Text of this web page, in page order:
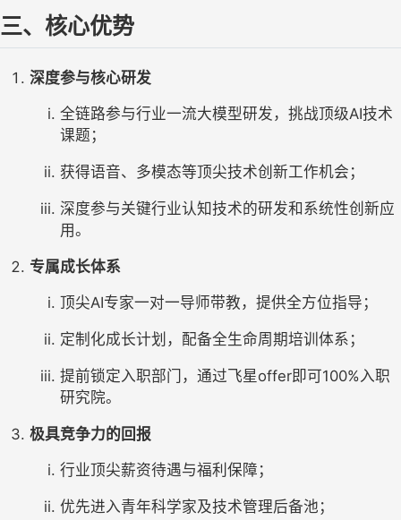
三、核心优势
深度参与核心研发
全链路参与行业一流大模型研发，挑战顶级AI技术
课题；
获得语音、多模态等顶尖技术创新工作机会；
深度参与关键行业认知技术的研发和系统性创新应
用。
专属成长体系
顶尖AI专家一对一导师带教，提供全方位指导；
定制化成长计划，配备全生命周期培训体系；
提前锁定入职部门，通过飞星offer即可100%入职
研究院。
极具竞争力的回报
行业顶尖薪资待遇与福利保障；
优先进入青年科学家及技术管理后备池；